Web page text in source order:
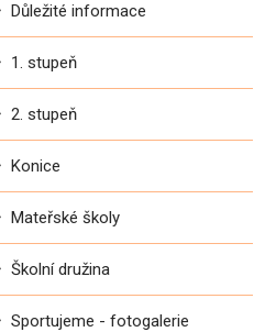
Důležité informace
1. stupeň
2. stupeň
Konice
Mateřské školy
Školní družina
Sportujeme - fotogalerie